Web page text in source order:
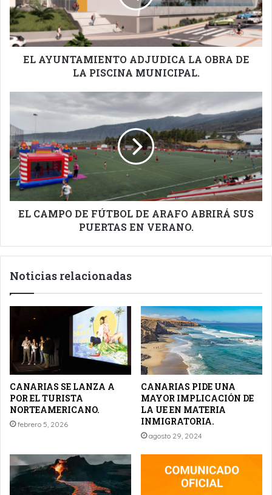
DE
LA
PISCINA
MUNICIPAL.
EL AYUNTAMIENTO ADJUDICA LA OBRA DE
LA PISCINA MUNICIPAL.
CAMPO
DE
FÚTBOL
DE
ARAFO
ABRIRÁ
SUS
PUERTAS
ENEL CAMPO DE FÚTBOL DE ARAFO ABRIRÁ SUS
PUERTAS EN VERANO.
Noticias relacionadas
CANARIAS SE LANZA A
POR EL TURISTA
NORTEAMERICANO.
febrero 5, 2026
CANARIAS PIDE UNA
MAYOR IMPLICACIÓN DE
LA UE EN MATERIA
INMIGRATORIA.
agosto 29, 2024